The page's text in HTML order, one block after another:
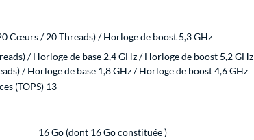
Cœurs / 20 Threads) / Horloge de boost 5,3 GHz
/ Horloge de base 2,4 GHz / Horloge de boost 5,2 GHz
/ Horloge de base 1,8 GHz / Horloge de boost 4,6 GHz
(TOPS) 13
16 Go (dont 16 Go constituée )